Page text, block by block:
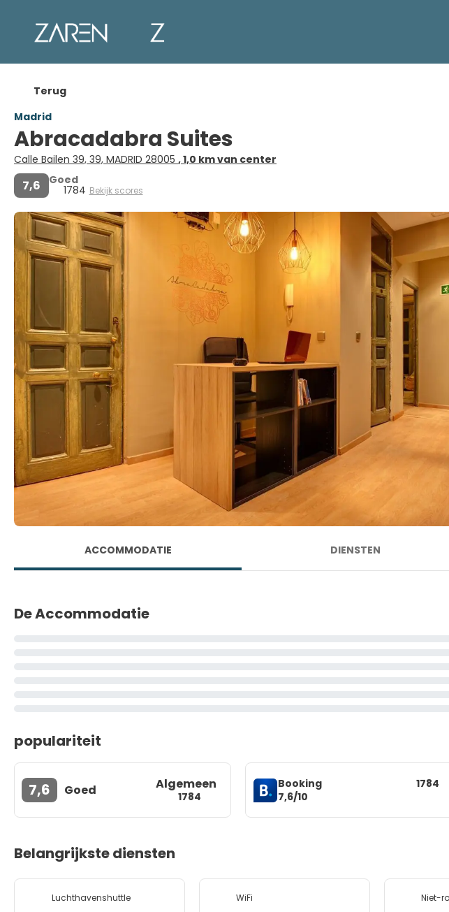
Terug
Madrid
Abracadabra Suites
Calle Bailen 39, 39, MADRID 28005 , 1,0 km van center
7,6 Goed
1784 Bekijk scores
ACCOMMODATIE DIENSTEN
De Accommodatie
populariteit
7,6 Goed Algemeen
1784
Booking
7,6/10
1784
Belangrijkste diensten
Luchthavenshuttle WiFi Niet-